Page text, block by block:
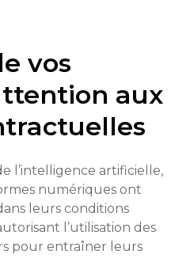
vos
aux
l’intelligence artificielle,
numériques ont
leurs conditions
l’utilisation des
pour entraîner leurs